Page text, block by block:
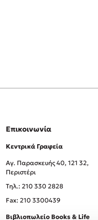
Επικοινωνία
Κεντρικά Γραφεία
Αγ. Παρασκευής 40, 121 32,
Περιστέρι
Tηλ.: 210 330 2828
Fax: 210 3300439
Βιβλιοπωλείο Books & Life